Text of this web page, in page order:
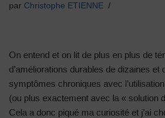
par Christophe ETIENNE
On entend et on lit de plus en plus de
d’améliorations durables de dizaines et
symptômes chroniques avec
(ou plus exactement avec la « solution
Cela a donc piqué ma curiosité et j’ai